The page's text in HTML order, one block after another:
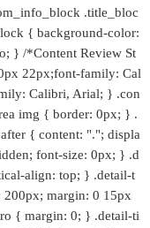
.title_bloc
{ background-color:
} /*Content Review St
22px;font-family: Cal
Calibri, Arial; } .con
img { border: 0px; } .
{ content: "."; displa
font-size: 0px; } .d
align: top; } .detail-t
margin: 0 15px
{ margin: 0; } .detail-ti